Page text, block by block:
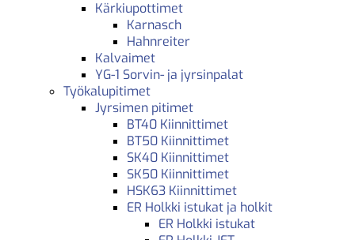
Kärkiupottimet
Karnasch
Hahnreiter
Kalvaimet
YG-1 Sorvin- ja jyrsinpalat
Työkalupitimet
Jyrsimen pitimet
BT40 Kiinnittimet
BT50 Kiinnittimet
SK40 Kiinnittimet
SK50 Kiinnittimet
HSK63 Kiinnittimet
ER Holkki istukat ja holkit
ER Holkki istukat